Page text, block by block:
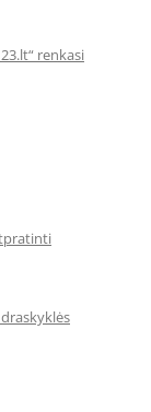
renkasi